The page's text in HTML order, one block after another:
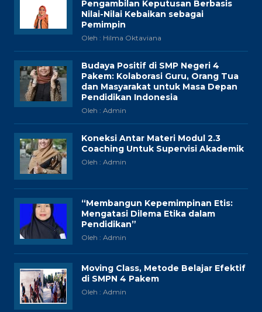
Pengambilan Keputusan Berbasis
Nilai-Nilai Kebaikan sebagai
Pemimpin
Oleh : Hilma Oktaviana
Budaya Positif di SMP Negeri 4
Pakem: Kolaborasi Guru, Orang Tua
dan Masyarakat untuk Masa Depan
Pendidikan Indonesia
Oleh : Admin
Koneksi Antar Materi Modul 2.3
Coaching Untuk Supervisi Akademik
Oleh : Admin
“Membangun Kepemimpinan Etis:
Mengatasi Dilema Etika dalam
Pendidikan”
Oleh : Admin
Moving Class, Metode Belajar Efektif
di SMPN 4 Pakem
Oleh : Admin